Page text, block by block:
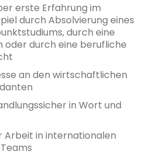
erste Erfahrung im
durch Absolvierung eines
durch eine
oder durch eine berufliche
an den wirtschaftlichen
in Wort und
Arbeit in internationalen